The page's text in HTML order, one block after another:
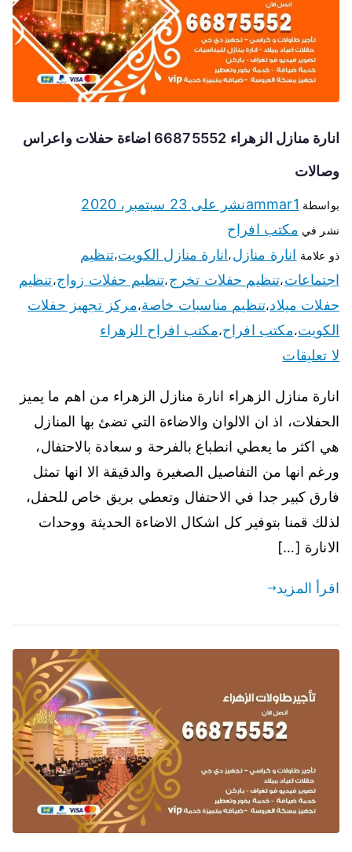
انارة منازل الزهراء 66875552 اضاءة حفلات واعراس
وصالات
بواسطة ammar1نشر على 23 سبتمبر، 2020
نشر في مكتب افراح
ذو علامة انارة منازل،انارة منازل الكويت،تنظيم
اجتماعات،تنظيم حفلات تخرج،تنظيم حفلات زواج،تنظيم
حفلات ميلاد،تنظيم مناسبات خاصة،مركز تجهيز حفلات
الكويت،مكتب افراح،مكتب افراح الزهراء
لا تعليقات
انارة منازل الزهراء انارة منازل الزهراء من اهم ما يميز
الحفلات، اذ ان الالوان والاضاءة التي تضئ بها المنازل
هي اكثر ما يعطي انطباع بالفرحة و سعادة بالاحتفال،
ورغم انها من التفاصيل الصغيرة والدقيقة الا انها تمثل
فارق كبير جدا في الاحتفال وتعطي بريق خاص للحفل،
لذلك قمنا بتوفير كل اشكال الاضاءة الحديثة ووحدات
الانارة […]
اقرأ المزيد